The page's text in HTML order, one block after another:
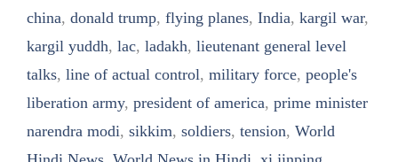
china, donald trump, flying planes, India, kargil war,
kargil yuddh, lac, ladakh, lieutenant general level
talks, line of actual control, military force, people's
liberation army, president of america, prime minister
narendra modi, sikkim, soldiers, tension, World